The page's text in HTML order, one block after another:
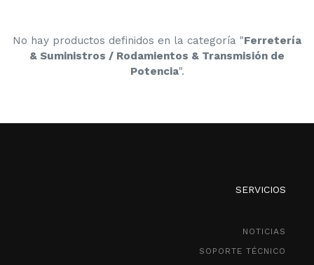
No hay productos definidos en la categoría "Ferretería
& Suministros / Rodamientos & Transmisión de
Potencia".
SERVICIOS
NOTICIAS
SOPORTE TÉCNICO